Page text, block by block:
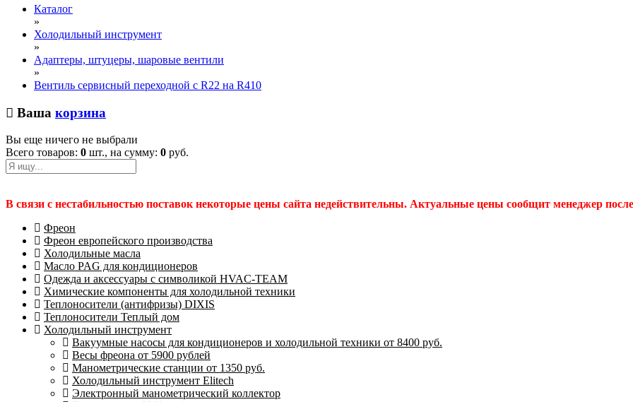
Каталог
»
Холодильный инструмент
»
Адаптеры, штуцеры, шаровые вентили
»
Вентиль сервисный переходной с R22 на R410
Ваша корзина
Вы еще ничего не выбрали
Всего товаров: 0 шт., на сумму: 0 руб.
В связи с нестабильностью поставок некоторые цены сайта недействительны. Актуальные цены сообщит менеджер
Фреон
Фреон европейского производства
Холодильные масла
Масло PAG для кондиционеров
Одежда и аксессуары с символикой HVAC-TEAM
Химические компоненты для холодильной техники
Теплоносители (антифризы) DIXIS
Теплоносители Теплый дом
Холодильный инструмент
Вакуумные насосы для кондиционеров и холодильной техники от 8400 руб.
Весы фреона от 5900 рублей
Манометрические станции от 1350 руб.
Холодильный инструмент Elitech
Электронный манометрический коллектор